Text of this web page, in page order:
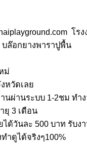
โร
ล๊อกยางพาราปูพื้น
ม่
หวัดเลย
นผ่านระบบ 1-2ชม ทำ
ยุ 3 เดือน
ได้วันละ 500 บาท รั
ำดูได้จริงๆ100%